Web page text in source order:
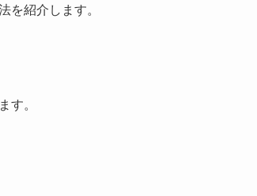
を紹介します。
す。